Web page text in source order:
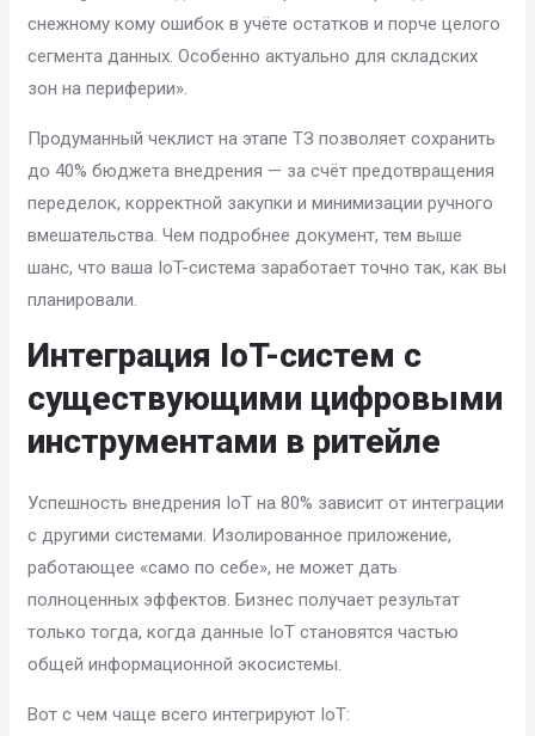
снежному кому ошибок в учёте остатков и порче целого
сегмента данных. Особенно актуально для складских
зон на периферии».
Продуманный чеклист на этапе ТЗ позволяет сохранить
до 40% бюджета внедрения — за счёт предотвращения
переделок, корректной закупки и минимизации ручного
вмешательства. Чем подробнее документ, тем выше
шанс, что ваша IoT-система заработает точно так, как вы
планировали.
Интеграция IoT-систем с
существующими цифровыми
инструментами в ритейле
Успешность внедрения IoT на 80% зависит от интеграции
с другими системами. Изолированное приложение,
работающее «само по себе», не может дать
полноценных эффектов. Бизнес получает результат
только тогда, когда данные IoT становятся частью
общей информационной экосистемы.
Вот с чем чаще всего интегрируют IoT: